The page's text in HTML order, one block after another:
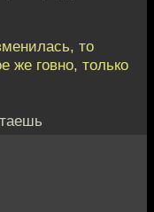
то
же говно, только